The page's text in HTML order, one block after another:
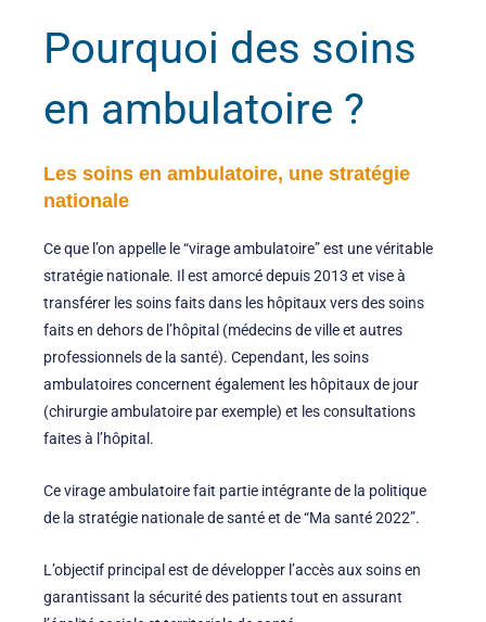
Pourquoi des soins
en ambulatoire ?
Les soins en ambulatoire, une stratégie
nationale
Ce que l’on appelle le “virage ambulatoire” est une véritable
stratégie nationale. Il est amorcé depuis 2013 et vise à
transférer les soins faits dans les hôpitaux vers des soins
faits en dehors de l’hôpital (médecins de ville et autres
professionnels de la santé). Cependant, les soins
ambulatoires concernent également les hôpitaux de jour
(chirurgie ambulatoire par exemple) et les consultations
faites à l’hôpital.
Ce virage ambulatoire fait partie intégrante de la politique
de la stratégie nationale de santé et de “Ma santé 2022”.
L’objectif principal est de développer l’accès aux soins en
garantissant la sécurité des patients tout en assurant